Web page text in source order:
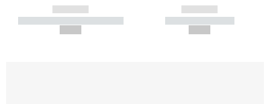
------------
----------- ----------- -----------
------------
----------- -----------